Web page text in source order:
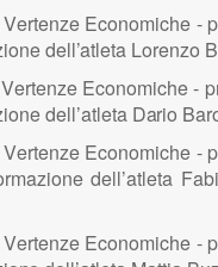
Vertenze Economiche - p
ione dell’atleta Lorenzo B
Vertenze Economiche - p
ione dell’atleta Dario
Vertenze Economiche - p
rmazione dell’atleta Fabi
Vertenze Economiche - p